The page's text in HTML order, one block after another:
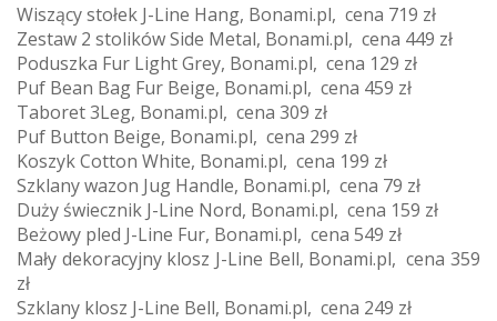
Wiszący stołek J-Line Hang, Bonami.pl, cena 719 zł
Zestaw 2 stolików Side Metal, Bonami.pl, cena 449 zł
Poduszka Fur Light Grey, Bonami.pl, cena 129 zł
Puf Bean Bag Fur Beige, Bonami.pl, cena 459 zł
Taboret 3Leg, Bonami.pl, cena 309 zł
Puf Button Beige, Bonami.pl, cena 299 zł
Koszyk Cotton White, Bonami.pl, cena 199 zł
Szklany wazon Jug Handle, Bonami.pl, cena 79 zł
Duży świecznik J-Line Nord, Bonami.pl, cena 159 zł
Beżowy pled J-Line Fur, Bonami.pl, cena 549 zł
Mały dekoracyjny klosz J-Line Bell, Bonami.pl, cena 359
zł
Szklany klosz J-Line Bell, Bonami.pl, cena 249 zł